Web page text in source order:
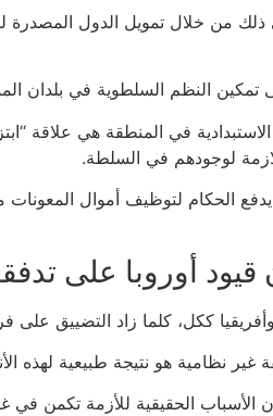
منذ 2015 بشتى الطرق، لما في ذلك
تمكين النظم السلطوية في بلدان
في المنطقة هي علاقة
لوجودهم في السلطة.
الحكام لتوظيف أموال
قيود أوروبا على
وأفريقيا ككل، كلما زاد التضييق
غير نظامية هو نتيجة طبيعية
الأسباب الحقيقية للأزمة تكمن